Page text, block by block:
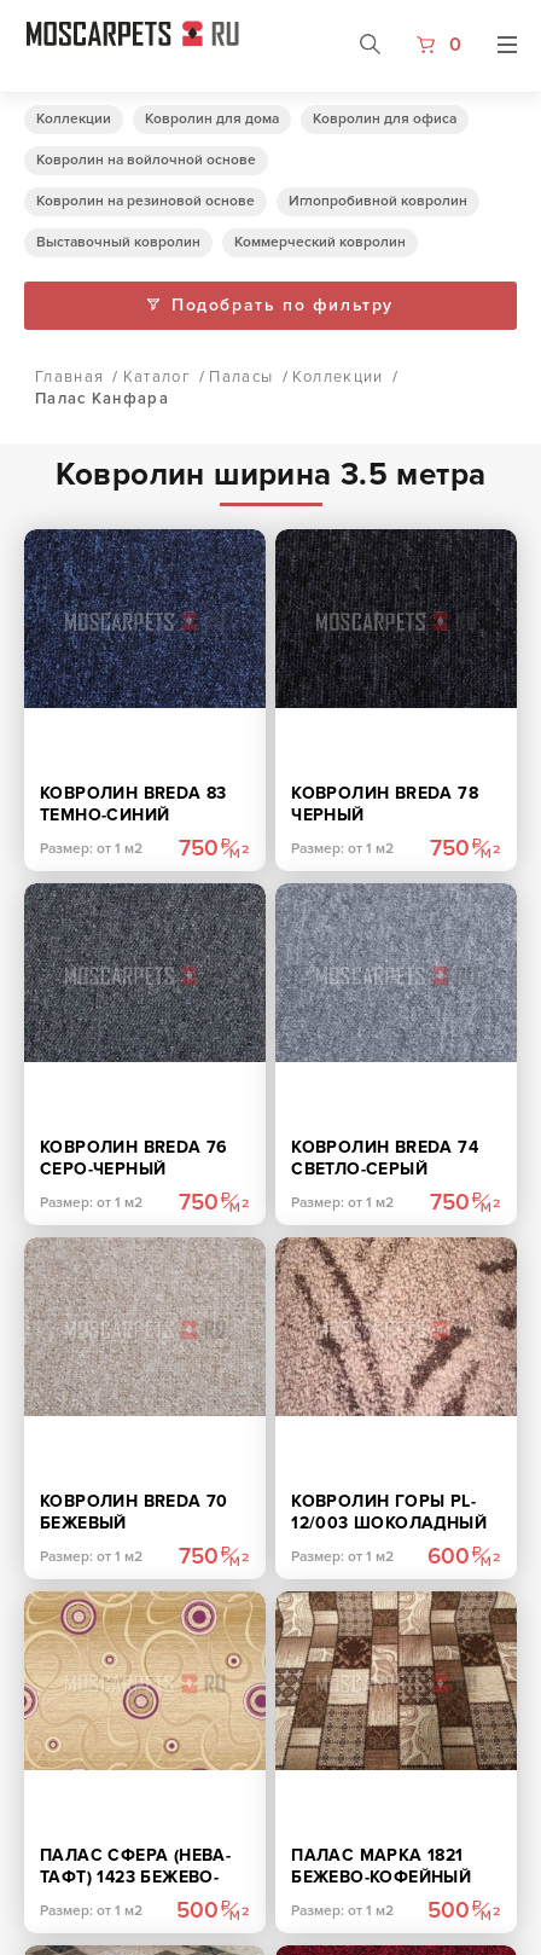
0
Коллекции Ковролин для дома Ковролин для офиса
Ковролин на войлочной основе
Ковролин на резиновой основе Иглопробивной ковролин
Выставочный ковролин Коммерческий ковролин
Подобрать по фильтру
Главная / Каталог / Паласы / Коллекции
/
Палас Канфара
Ковролин ширина 3.5 метра
КОВРОЛИН BREDA 83
ТЕМНО-СИНИЙ
Размер: от 1 м2 750
КОВРОЛИН BREDA 78
ЧЕРНЫЙ
Размер: от 1 м2 750
КОВРОЛИН BREDA 76
СЕРО-ЧЕРНЫЙ
Размер: от 1 м2 750
КОВРОЛИН BREDA 74
СВЕТЛО-СЕРЫЙ
Размер: от 1 м2 750
КОВРОЛИН BREDA 70
БЕЖЕВЫЙ
Размер: от 1 м2 750
КОВРОЛИН ГОРЫ PL-
12/003 ШОКОЛАДНЫЙ
Размер: от 1 м2 600
ПАЛАС СФЕРА (НЕВА-
ТАФТ) 1423 БЕЖЕВО-
Размер: от 1 м2 500
ПАЛАС МАРКА 1821
БЕЖЕВО-КОФЕЙНЫЙ
Размер: от 1 м2 500